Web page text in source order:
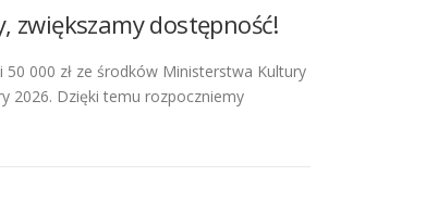
dostępność!
000 zł ze środków Ministerstwa Kultury
2026. Dzięki temu rozpoczniemy